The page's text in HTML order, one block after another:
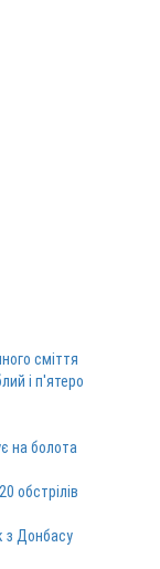
сміття
і п'ятеро
на болота
обстрілів
з Донбасу